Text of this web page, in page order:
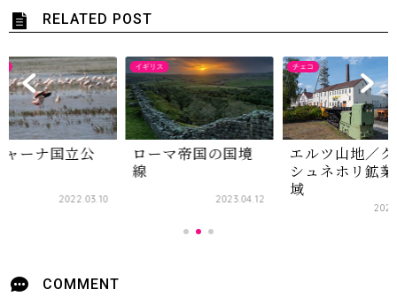
RELATED POST
マ帝国の国境
2023.04.12
チェコ
エルツ山地／クル
シュネホリ鉱業地
スペイン
ドニャーナ国
園
COMMENT